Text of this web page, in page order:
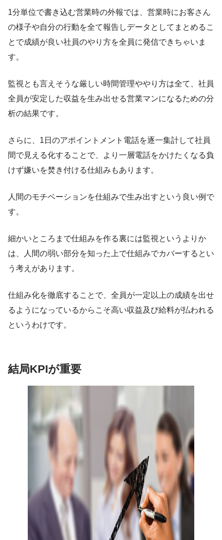
1分単位で書き込む営業時の外報では、営業時にお客さん
の様子や自分の行動を全て報告しデータとしてまとめるこ
とで成績が良い社員のやり方を全員に発信できちゃいま
す。
監視とも言えそうな厳しい時間管理ややり方は全て、社員
全員が安定した収益を生み出せる営業マンになるための分
析の結果です。
さらに、1日のアポイントメント電話を逐一集計して社員
間で見える化することで、より一層電話をかけたくなる負
けず嫌いを焚き付ける仕組みもあります。
人間のモチベーションを仕組みで生み出すという良い例で
す。
細かいところまで仕組みを作る裏には監視というよりか
は、人間の弱い部分を知った上で仕組みでカバーするとい
う考えがあります。
仕組み化を徹底することで、全員が一定以上の成績を出せ
るようになっているからこそ高い収益及び給料が払われる
というわけです。
結局KPIが重要